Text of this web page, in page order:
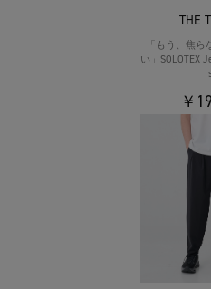
THE
「もう、焦ら
い」SOLOTEX
￥